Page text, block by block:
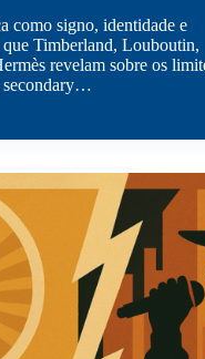
como signo, identidade e
Timberland, Louboutin,
revelam sobre os
secondary…